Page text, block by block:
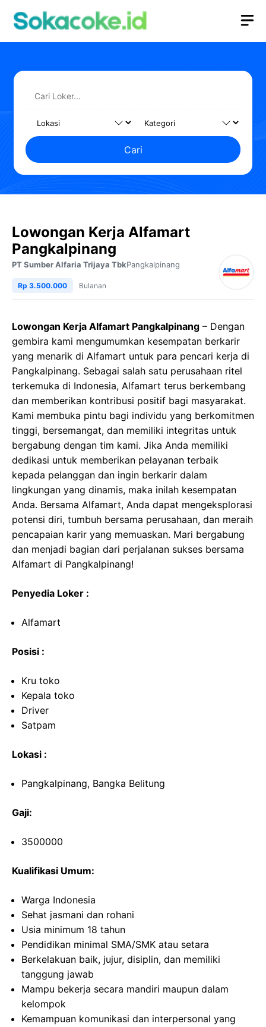
Cari
Lowongan Kerja Alfamart
Pangkalpinang
PT Sumber Alfaria Trijaya TbkPangkalpinang
Rp 3.500.000 Bulanan
Lowongan Kerja Alfamart Pangkalpinang – Dengan
gembira kami mengumumkan kesempatan berkarir
yang menarik di Alfamart untuk para pencari kerja di
Pangkalpinang. Sebagai salah satu perusahaan ritel
terkemuka di Indonesia, Alfamart terus berkembang
dan memberikan kontribusi positif bagi masyarakat.
Kami membuka pintu bagi individu yang berkomitmen
tinggi, bersemangat, dan memiliki integritas untuk
bergabung dengan tim kami. Jika Anda memiliki
dedikasi untuk memberikan pelayanan terbaik
kepada pelanggan dan ingin berkarir dalam
lingkungan yang dinamis, maka inilah kesempatan
Anda. Bersama Alfamart, Anda dapat mengeksplorasi
potensi diri, tumbuh bersama perusahaan, dan meraih
pencapaian karir yang memuaskan. Mari bergabung
dan menjadi bagian dari perjalanan sukses bersama
Alfamart di Pangkalpinang!
Penyedia Loker :
Alfamart
Posisi :
Kru toko
Kepala toko
Driver
Satpam
Lokasi :
Pangkalpinang, Bangka Belitung
Gaji:
3500000
Kualifikasi Umum:
Warga Indonesia
Sehat jasmani dan rohani
Usia minimum 18 tahun
Pendidikan minimal SMA/SMK atau setara
Berkelakuan baik, jujur, disiplin, dan memiliki
tanggung jawab
Mampu bekerja secara mandiri maupun dalam
kelompok
Kemampuan komunikasi dan interpersonal yang